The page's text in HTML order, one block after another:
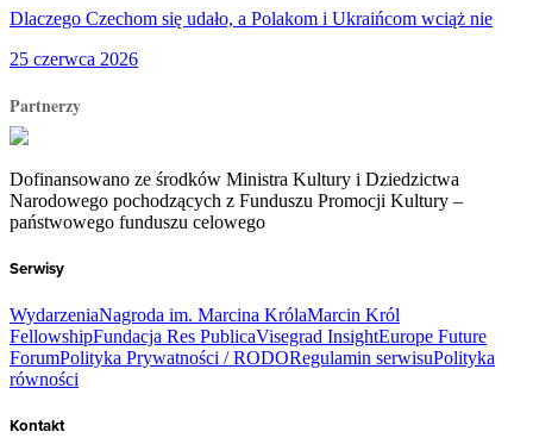
Dlaczego Czechom się udało, a Polakom i Ukraińcom wciąż nie
25 czerwca 2026
Partnerzy
Dofinansowano ze środków Ministra Kultury i Dziedzictwa
Narodowego pochodzących z Funduszu Promocji Kultury –
państwowego funduszu celowego
Serwisy
WydarzeniaNagroda im. Marcina KrólaMarcin Król
FellowshipFundacja Res PublicaVisegrad InsightEurope Future
ForumPolityka Prywatności / RODORegulamin serwisuPolityka
równości
Kontakt